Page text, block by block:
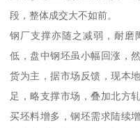
段，整体成交大不如前。
钢厂支撑亦随之减弱，耐磨
低，盘中钢坯虽小幅回涨，
货为主，据市场反馈，现本
足，略支撑市场，叠加北方
买坯料增多，钢坯需求陆续